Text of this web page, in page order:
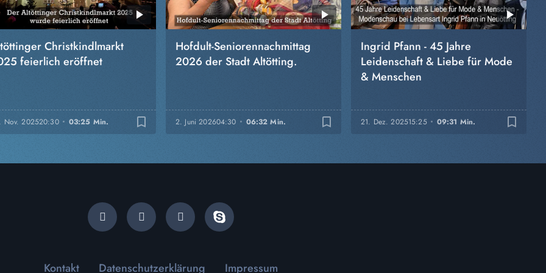
Christkindlmarkt
feierlich eröffnet
Nov. 202520:30 03:25 Min. bookmark_border
Hofdult-Seniorennachmittag
2026 der Stadt Altötting.
2. Juni 202604:30 06:32 Min. bookmark_border
Ingrid Pfann - 45 Jahre
Leidenschaft & Liebe für Mode
& Menschen
21. Dez. 202515:25 09:31 Min. bookmark_border
Kontakt Datenschutzerklärung Impressum